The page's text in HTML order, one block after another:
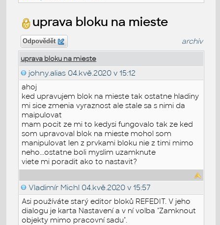
uprava bloku na mieste
Odpovědět archiv
uprava bloku na mieste
johny.alias 04.kvě.2020 v 15:12
ahoj
ked upravujem blok na mieste tak ostatne hladiny
mi sice zmenia vyraznost ale stale sa s nimi da
maipulovat
mam pocit ze mi to kedysi fungovalo tak ze ked
som upravoval blok na mieste mohol som
manipulovat len z prvkami bloku nie z timi mimo
neho...ostatne boli myslim uzamknute
viete mi poradit ako to nastavit?
Vladimír Michl 04.kvě.2020 v 15:57
Asi používáte starý editor bloků REFEDIT. V jeho
dialogu je karta Nastavení a v ní volba "Zamknout
objekty mimo pracovní sadu".